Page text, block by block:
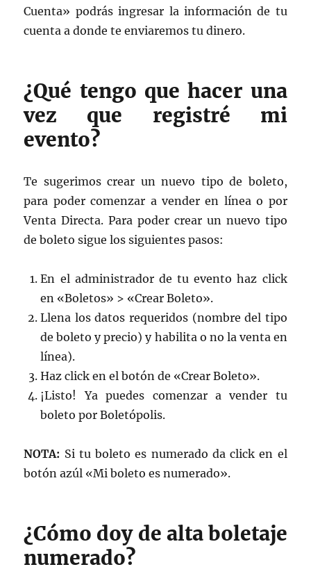
Cuenta» podrás ingresar la información de tu
cuenta a donde te enviaremos tu dinero.
¿Qué tengo que hacer una
vez que registré mi
evento?
Te sugerimos crear un nuevo tipo de boleto,
para poder comenzar a vender en línea o por
Venta Directa. Para poder crear un nuevo tipo
de boleto sigue los siguientes pasos:
En el administrador de tu evento haz click
en «Boletos» > «Crear Boleto».
Llena los datos requeridos (nombre del tipo
de boleto y precio) y habilita o no la venta en
línea).
Haz click en el botón de «Crear Boleto».
¡Listo! Ya puedes comenzar a vender tu
boleto por Boletópolis.
NOTA: Si tu boleto es numerado da click en el
botón azúl «Mi boleto es numerado».
¿Cómo doy de alta boletaje
numerado?